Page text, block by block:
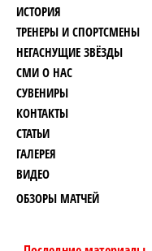
ИСТОРИЯ
ТРЕНЕРЫ И СПОРТСМЕНЫ
НЕГАСНУЩИЕ ЗВЁЗДЫ
СМИ О НАС
СУВЕНИРЫ
КОНТАКТЫ
СТАТЬИ
ГАЛЕРЕЯ
ВИДЕО
ОБЗОРЫ МАТЧЕЙ